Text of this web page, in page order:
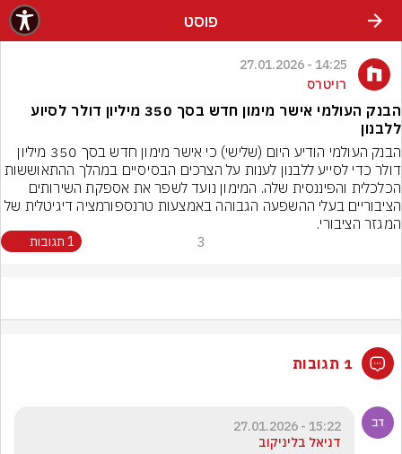
פוסט
14:25 - 27.01.2026
רויטרס
הבנק העולמי אישר מימון חדש בסך 350 מיליון דולר לסיוע
ללבנון
המגזר הציבורי.
3 1 תגובות
1 תגובות
15:22 - 27.01.2026
דניאל בליניקוב